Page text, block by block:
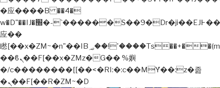
�应����B ��4�
w�D"��IJ�׭�-`������S��9�Dr�ji��EJ߅��gJ�
应��
矁[��x�ZM~�n"��IB؃��!'����Тѕ��+��(m��IK�ʭ�/|
��ϐܢ��F[��x�ZMz�G�� %嬩
�/c��������[[��<�RI:�:c��MΎ��:z�졾
�ܢ��F[��R�ZM~�D